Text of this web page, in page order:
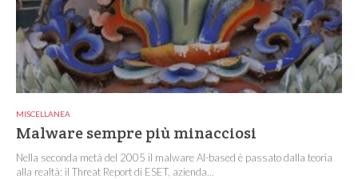
MISCELLANEA
Malware sempre più minacciosi
Nella seconda metà del 2005 il malware AI-based è passato dalla teoria
alla realtà: il Threat Report di ESET, azienda...